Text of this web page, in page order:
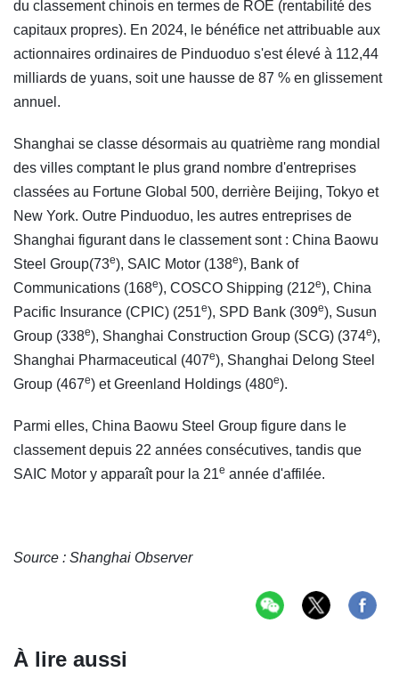
du classement chinois en termes de ROE (rentabilité des
capitaux propres). En 2024, le bénéfice net attribuable aux
actionnaires ordinaires de Pinduoduo s'est élevé à 112,44
milliards de yuans, soit une hausse de 87 % en glissement
annuel.
Shanghai se classe désormais au quatrième rang mondial
des villes comptant le plus grand nombre d'entreprises
classées au Fortune Global 500, derrière Beijing, Tokyo et
New York. Outre Pinduoduo, les autres entreprises de
Shanghai figurant dans le classement sont : China Baowu
Steel Group(73e), SAIC Motor (138e), Bank of
Communications (168e), COSCO Shipping (212e), China
Pacific Insurance (CPIC) (251e), SPD Bank (309e), Susun
Group (338e), Shanghai Construction Group (SCG) (374e),
Shanghai Pharmaceutical (407e), Shanghai Delong Steel
Group (467e) et Greenland Holdings (480e).
Parmi elles, China Baowu Steel Group figure dans le
classement depuis 22 années consécutives, tandis que
SAIC Motor y apparaît pour la 21e année d'affilée.
Source : Shanghai Observer
À lire aussi